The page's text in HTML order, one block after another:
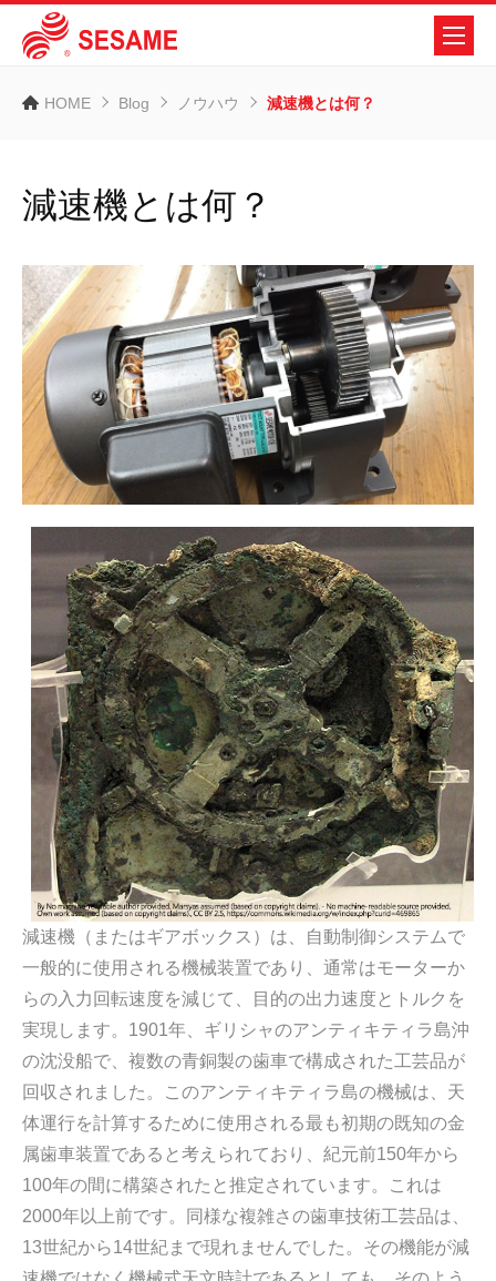
HOME Blog ノウハウ 減速機とは何？
減速機とは何？
減速機（またはギアボックス）は、自動制御システムで
一般的に使用される機械装置であり、通常はモーターか
らの入力回転速度を減じて、目的の出力速度とトルクを
実現します。1901年、ギリシャのアンティキティラ島沖
の沈没船で、複数の青銅製の歯車で構成された工芸品が
回収されました。このアンティキティラ島の機械は、天
体運行を計算するために使用される最も初期の既知の金
属歯車装置であると考えられており、紀元前150年から
100年の間に構築されたと推定されています。これは
2000年以上前です。同様な複雑さの歯車技術工芸品は、
13世紀から14世紀まで現れませんでした。その機能が減